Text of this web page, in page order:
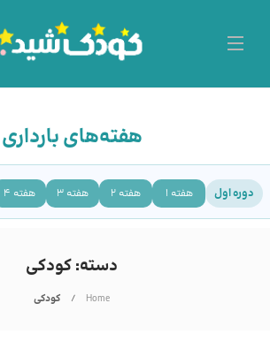
هفته‌های بارداری
دوره اول هفته 1 هفته 2 هفته 3 هفته 4
دسته:کودکی
Home کودکی